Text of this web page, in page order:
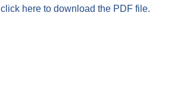
click here to download the PDF file.